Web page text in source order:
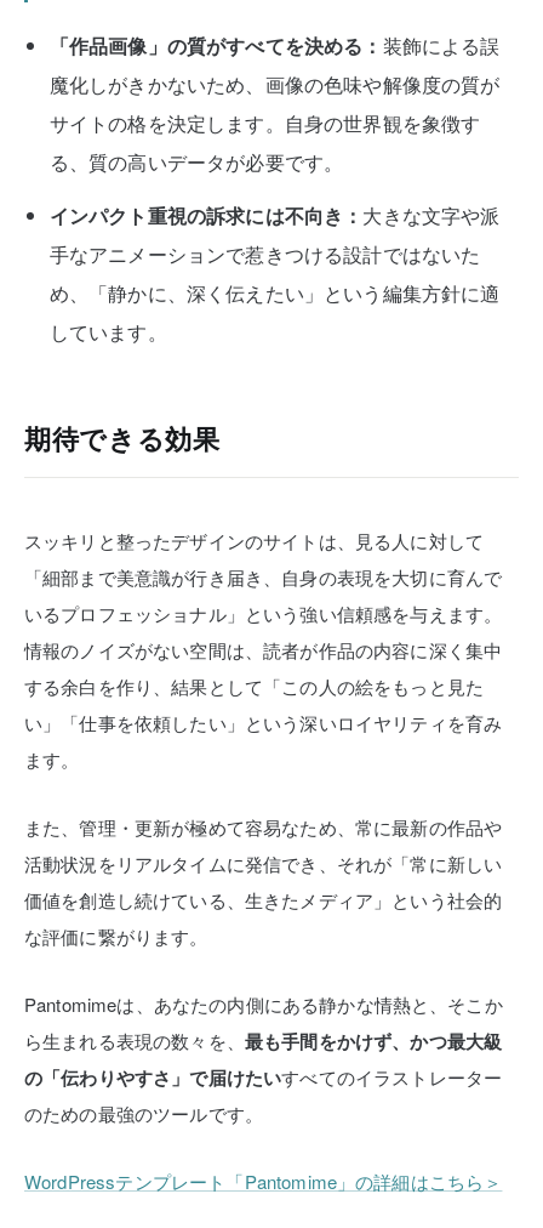
「作品画像」の質がすべてを決める： 装飾による誤
魔化しがきかないため、画像の色味や解像度の質が
サイトの格を決定します。自身の世界観を象徴す
る、質の高いデータが必要です。
インパクト重視の訴求には不向き： 大きな文字や派
手なアニメーションで惹きつける設計ではないた
め、「静かに、深く伝えたい」という編集方針に適
しています。
期待できる効果
スッキリと整ったデザインのサイトは、見る人に対して
「細部まで美意識が行き届き、自身の表現を大切に育んで
いるプロフェッショナル」という強い信頼感を与えます。
情報のノイズがない空間は、読者が作品の内容に深く集中
する余白を作り、結果として「この人の絵をもっと見た
い」「仕事を依頼したい」という深いロイヤリティを育み
ます。
また、管理・更新が極めて容易なため、常に最新の作品や
活動状況をリアルタイムに発信でき、それが「常に新しい
価値を創造し続けている、生きたメディア」という社会的
な評価に繋がります。
Pantomimeは、あなたの内側にある静かな情熱と、そこか
ら生まれる表現の数々を、 最も手間をかけず、かつ最大級
の「伝わりやすさ」で届けたいすべてのイラストレーター
のための最強のツールです。
WordPressテンプレート「Pantomime」の詳細はこちら＞